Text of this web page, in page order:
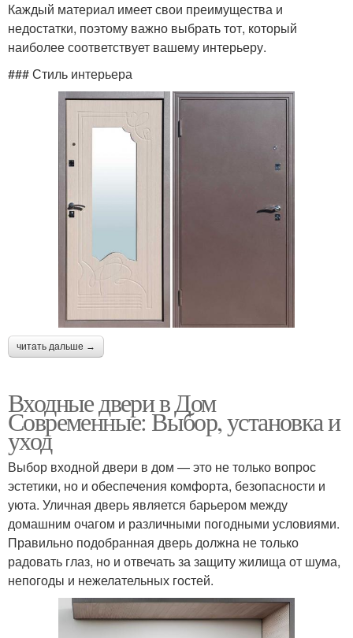
Каждый материал имеет свои преимущества и
недостатки, поэтому важно выбрать тот, который
наиболее соответствует вашему интерьеру.
### Стиль интерьера
читать дальше →
Входные двери в Дом
Современные: Выбор, установка и
уход
Выбор входной двери в дом — это не только вопрос
эстетики, но и обеспечения комфорта, безопасности и
уюта. Уличная дверь является барьером между
домашним очагом и различными погодными условиями.
Правильно подобранная дверь должна не только
радовать глаз, но и отвечать за защиту жилища от шума,
непогоды и нежелательных гостей.